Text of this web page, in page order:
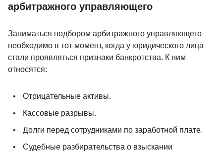
арбитражного управляющего
Заниматься подбором арбитражного управляющего
необходимо в тот момент, когда у юридического лица
стали проявляться признаки банкротства. К ним
относятся:
Отрицательные активы.
Кассовые разрывы.
Долги перед сотрудниками по заработной плате.
Судебные разбирательства о взыскании